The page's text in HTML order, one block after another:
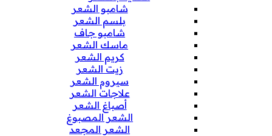
شامبو الشعر
بلسم الشعر
شامبو جاف
ماسك الشعر
كريم الشعر
زيت الشعر
سيروم الشعر
علاجات الشعر
أصباغ الشعر
الشعر المصبوغ
الشعر المجعد